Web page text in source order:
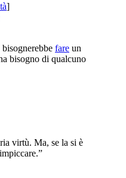
]
bisognerebbe fare un
bisogno di qualcuno
virtù. Ma, se la si è